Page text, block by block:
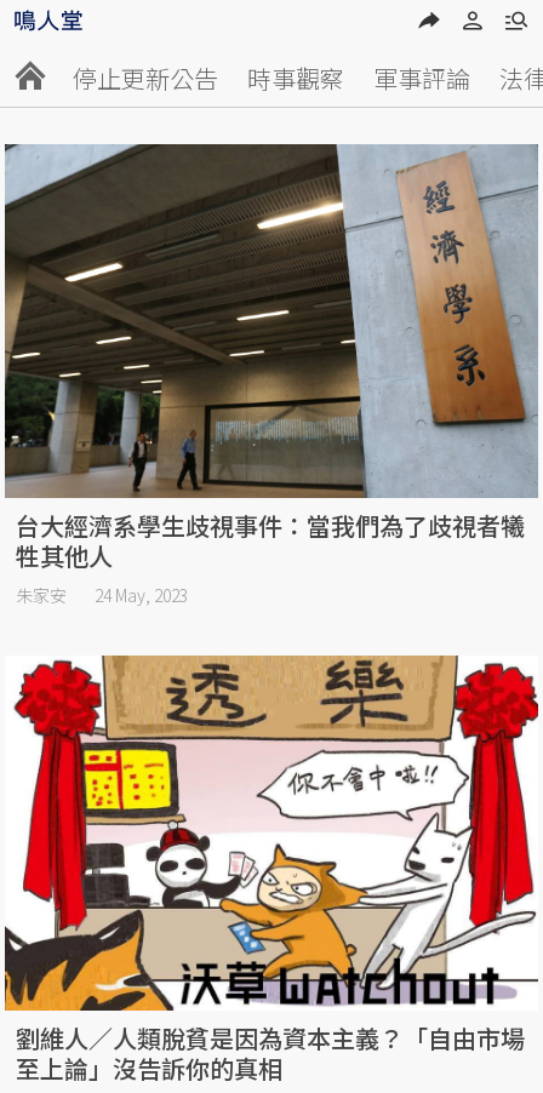
停止更新公告 時事觀察 軍事評論 法
台大經濟系學生歧視事件：當我們為了歧視者犧
牲其他人
朱家安 24 May, 2023
劉維人／人類脫貧是因為資本主義？「自由市場
至上論」沒告訴你的真相